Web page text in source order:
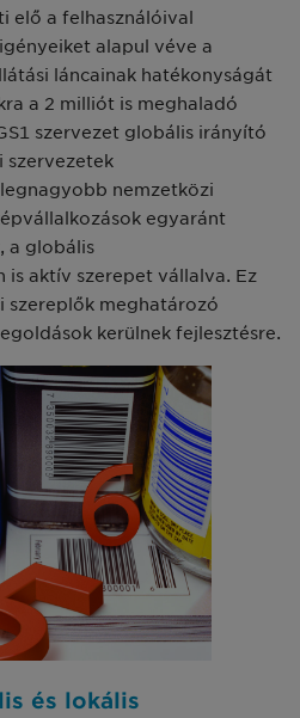
elő a felhasználóival
alapul véve a
láncainak hatékonyságát
a 2 milliót is meghaladó
szervezet globális irányító
szervezetek
nemzetközi
egyaránt
a globális
is aktív szerepet vállalva. Ez
szereplők meghatározó
kerülnek fejlesztésre.
és lokális